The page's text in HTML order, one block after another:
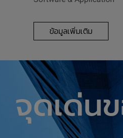
ข้อมูลเพิ่มเติม
จุดเด่น
ละปี มีอุปกรณ์ไอทีมากกว่า 2,000 รายการ จ
น้อมส่งเสด็
สมเด็จพระเจ้าลูกเธอ เจ้าฟ้า
กรมหลวงราชสาริณีสิริ